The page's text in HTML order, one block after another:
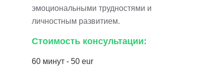
эмоциональными трудностями и
личностным развитием.
Стоимость консультации:
60 минут - 50 eur